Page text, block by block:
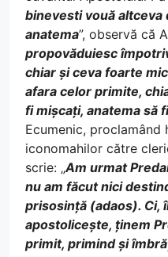
binevesti vouă altceva
anatema”, observă că
propovăduiesc
chiar și ceva foarte
afara celor primite,
fi mișcați, anatema să
Ecumenic,
iconomahilor către
scrie: „Am urmat
nu am făcut nici
prisosință (adaos). Ci,
apostolicește, ținem
primit, primind și